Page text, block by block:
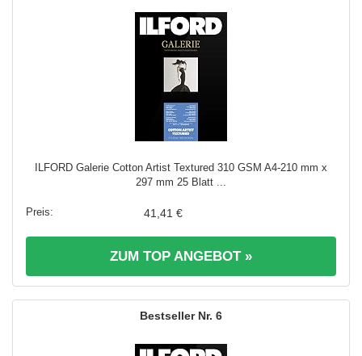
ILFORD Galerie Cotton Artist Textured 310 GSM A4-210 mm x
297 mm 25 Blatt ...
41,41 €
ZUM TOP ANGEBOT »
6